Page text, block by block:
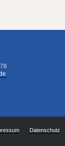
Datenschutz